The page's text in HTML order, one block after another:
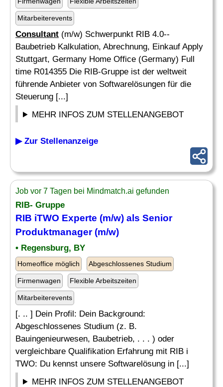
Mitarbeiterevents
Consultant (m/w) Schwerpunkt RIB 4.0--
Baubetrieb Kalkulation, Abrechnung, Einkauf Apply
Stuttgart, Germany Home Office (Germany) Full
time R014355 Die RIB-Gruppe ist der weltweit
führende Anbieter von Softwarelösungen für die
Steuerung [...]
MEHR INFOS ZUM STELLENANGEBOT
▶ Zur Stellenanzeige
Job vor 7 Tagen bei Mindmatch.ai gefunden
RIB- Gruppe
RIB iTWO Experte (m/w) als Senior
Produktmanager (m/w)
• Regensburg, BY
Homeoffice möglich Abgeschlossenes Studium
Firmenwagen Flexible Arbeitszeiten
Mitarbeiterevents
[. .. ] Dein Profil: Dein Background:
Abgeschlossenes Studium (z. B.
Bauingenieurwesen, Baubetrieb, . . . ) oder
vergleichbare Qualifikation Erfahrung mit RIB i
TWO: Du kennst unsere Softwarelösung in [...]
MEHR INFOS ZUM STELLENANGEBOT